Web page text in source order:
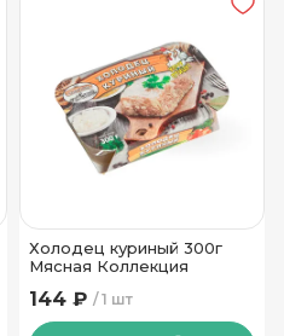
Холодец куриный 300г
Мясная Коллекция
1 шт
144 ₽